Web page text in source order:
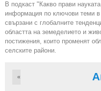
В подкаст "Какво прави
информация по ключови теми в
свързани с глобалните
областта на земеделието и
постижения, които променят
селските райони.
«